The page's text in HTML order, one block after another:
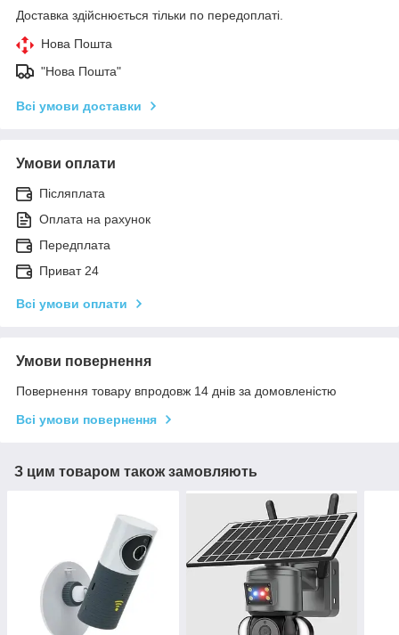
Доставка здійснюється тільки по передоплаті.
Нова Пошта
"Нова Пошта"
Всі умови доставки
Умови оплати
Післяплата
Оплата на рахунок
Передплата
Приват 24
Всі умови оплати
Умови повернення
Повернення товару впродовж 14 днів за домовленістю
Всі умови повернення
З цим товаром також замовляють